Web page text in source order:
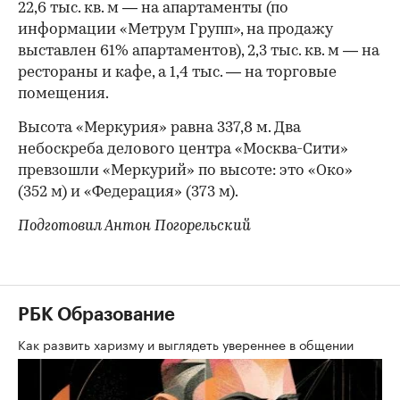
22,6 тыс. кв. м — на апартаменты (по
информации «Метрум Групп», на продажу
выставлен 61% апартаментов), 2,3 тыс. кв. м — на
рестораны и кафе, а 1,4 тыс. — на торговые
помещения.
Высота «Меркурия» равна 337,8 м. Два
небоскреба делового центра «Москва-Сити»
превзошли «Меркурий» по высоте: это «Око»
(352 м) и «Федерация» (373 м).
Подготовил Антон Погорельский
РБК Образование
Как развить харизму и выглядеть увереннее в общении